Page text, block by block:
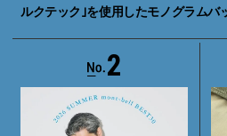
ルクテック｣を使用したモノグラムバ
2